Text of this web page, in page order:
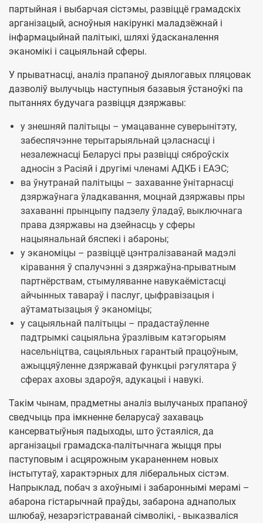
партыйная і выбарчая сістэмы, развіццё грамадскіх
арганізацый, асноўныя накірункі маладзёжнай і
інфармацыйнай палітыкі, шляхі ўдасканалення
эканомікі і сацыяльнай сферы.
У прыватнасці, аналіз прапаноў дыялогавых пляцовак
дазволіў вылучыць наступныя базавыя ўстаноўкі па
пытаннях будучага развіцця дзяржавы:
у знешняй палітыцы – умацаванне суверынітэту,
забеспячэнне терытарыяльнай цэласнасці і
незалежнасці Беларусі пры развіцці сяброўскіх
адносін з Расіяй і другімі членамі АДКБ і ЕАЭС;
ва ўнутранай палітыцы – захаванне ўнітарнасці
дзяржаўнага ўладкавання, моцнай дзяржавы пры
захаванні прынцыпу падзелу ўладаў, выключнага
права дзяржавы на дзейнасць у сферы
нацыянальнай бяспекі і абароны;
у эканоміцы – развіццё цэнтралізаванай мадэлі
кіравання ў спалучэнні з дзяржаўна-прыватным
партнёрствам, стымуляванне навукаёмістасці
айчынных тавараў і паслуг, цыфравізацыя і
аўтаматызацыя ў эканоміцы;
у сацыяльнай палітыцы – прадастаўленне
падтрымкі сацыяльна ўразлівым катэгорыям
насельніцтва, сацыяльных гарантый працоўным,
ажыццяўленне дзяржавай функцыі рэгулятара ў
сферах аховы здароўя, адукацыі і навукі.
Такім чынам, прадметны аналіз вылучаных прапаноў
сведчыць пра імкненне беларусаў захаваць
кансерватыўныя падыходы, што ўстаяліся, да
арганізацыі грамадска-палітычнага жыцця пры
паступовым і асцярожным укараненнем новых
інстытутаў, характэрных для ліберальных сістэм.
Напрыклад, побач з ахоўнымі і забароннымі мерамі –
абарона гістарычнай праўды, забарона аднаполых
шлюбаў, незарэгістраванай сімволікі, - выказваліся